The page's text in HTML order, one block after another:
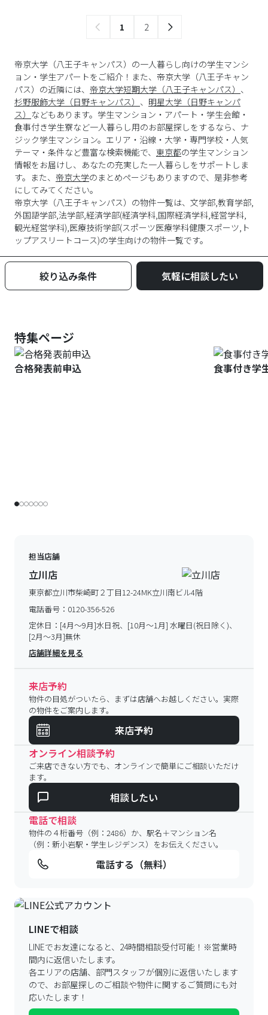
1 2
帝京大学（八王子キャンパス）の一人暮らし向けの学生マンシ
ョン・学生アパートをご紹介！また、帝京大学（八王子キャン
パス）の近隣には、 帝京大学短期大学（八王子キャンパス） 、
杉野服飾大学（日野キャンパス） 、 明星大学（日野キャンパ
ス） などもあります。学生マンション・アパート・学生会館・
食事付き学生寮など一人暮らし用のお部屋探しをするなら、ナ
ジック学生マンション。エリア・沿線・大学・専門学校・人気
テーマ・条件など豊富な検索機能で、 東京都の学生マンション
情報をお届けし、あなたの充実した一人暮らしをサポートしま
す。また、 帝京大学のまとめページもありますので、是非参考
にしてみてください。
帝京大学 （八王子キャンパス）の物件一覧は、 文学部,教育学部,
外国語学部,法学部,経済学部(経済学科,国際経済学科,経営学科,
観光経営学科),医療技術学部(スポーツ医療学科健康スポーツ,ト
ップアスリートコース)の学生向けの物件一覧です。
絞り込み条件 気軽に相談したい
特集ページ
合格発表前申込 食事付き学
担当店舗
立川店
東京都立川市柴崎町２丁目12-24MK立川南ビル4階
電話番号： 0120-356-526
定休日： [4月～9月]水日祝、[10月～1月] 水曜日(祝日除く)、
[2月～3月]無休
店舗詳細を見る
来店予約
物件の目処がついたら、まずは店舗へお越しください。実際
の物件をご案内します。
来店予約
オンライン相談予約
ご来店できない方でも、オンラインで簡単にご相談いただけ
ます。
相談したい
電話で相談
物件の４桁番号（例：2486）か、駅名＋マンション名
（例：新小岩駅・学生レジデンス）をお伝えください。
電話する（無料）
LINEで相談
LINEでお友達になると、24時間相談受付可能！ ※営業時
間内に返信いたします。
各エリアの店舗、部門スタッフが個別に返信いたします
ので、 お部屋探しのご相談や物件に関するご質問にも対
応いたします！